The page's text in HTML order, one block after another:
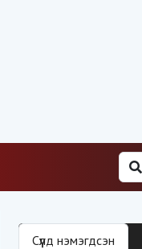
Сүүлд нэмэгдсэн